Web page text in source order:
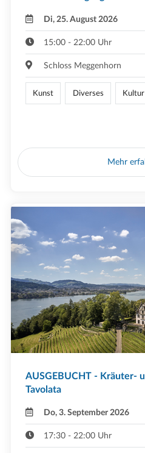
Di, 25. August 2026
15:00 - 22:00 Uhr
Schloss Meggenhorn
Kunst Diverses Kultur
Mehr
AUSGEBUCHT - Kräuter-
Tavolata
Do, 3. September 2026
17:30 - 22:00 Uhr